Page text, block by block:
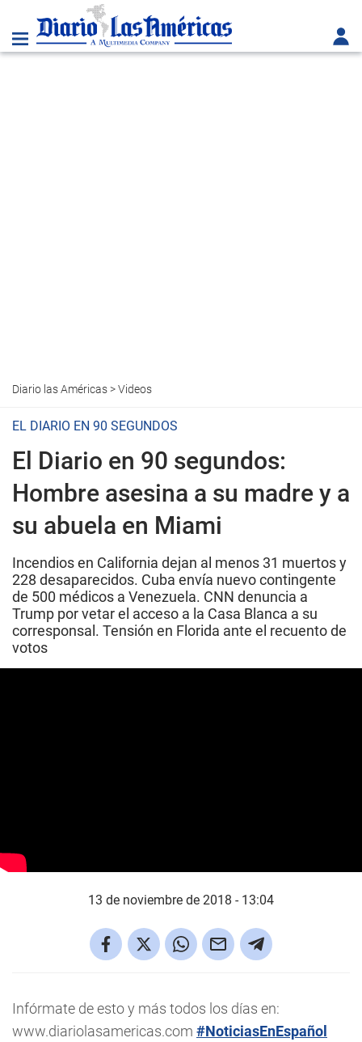
Diario las Américas>Videos
EL DIARIO EN 90 SEGUNDOS
El Diario en 90 segundos:
Hombre asesina a su madre y a
su abuela en Miami
Incendios en California dejan al menos 31 muertos y
228 desaparecidos. Cuba envía nuevo contingente
de 500 médicos a Venezuela. CNN denuncia a
Trump por vetar el acceso a la Casa Blanca a su
corresponsal. Tensión en Florida ante el recuento de
votos
13 de noviembre de 2018 - 13:04
Infórmate de esto y más todos los días en:
www.diariolasamericas.com #NoticiasEnEspañol